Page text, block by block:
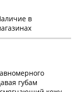
в
губам